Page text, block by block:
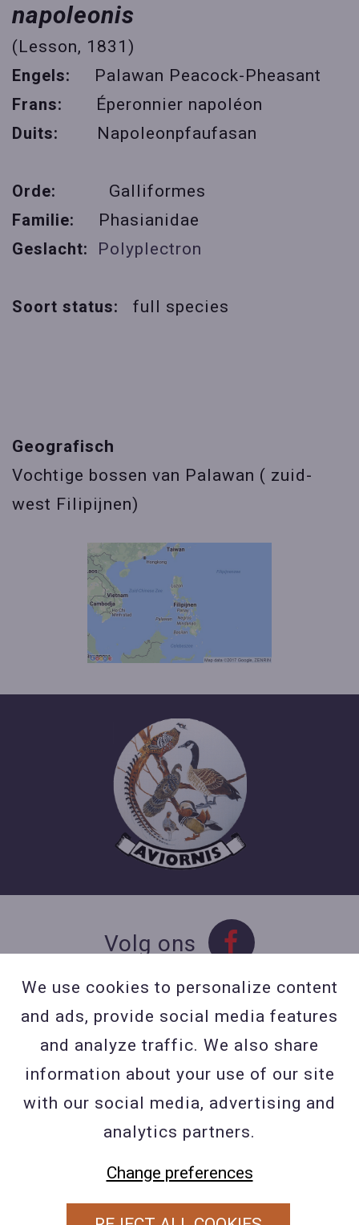
napoleonis
(Lesson, 1831)
Engels: Palawan Peacock-Pheasant
Frans: Éperonnier napoléon
Duits: Napoleonpfaufasan
Orde:
Galliformes
Familie:
Phasianidae
Geslacht:
Polyplectron
Soort status: full species
Geografisch
Vochtige bossen van Palawan ( zuid-
west Filipijnen)
Volg ons
Contact
Contacteer ons
BE 0423 427 566 (0032
477601560
Wuytsbergen (HRT) 118, 2200
We use cookies to personalize content
and ads, provide social media features
and analyze traffic. We also share
information about your use of our site
with our social media, advertising and
analytics partners.
Change preferences